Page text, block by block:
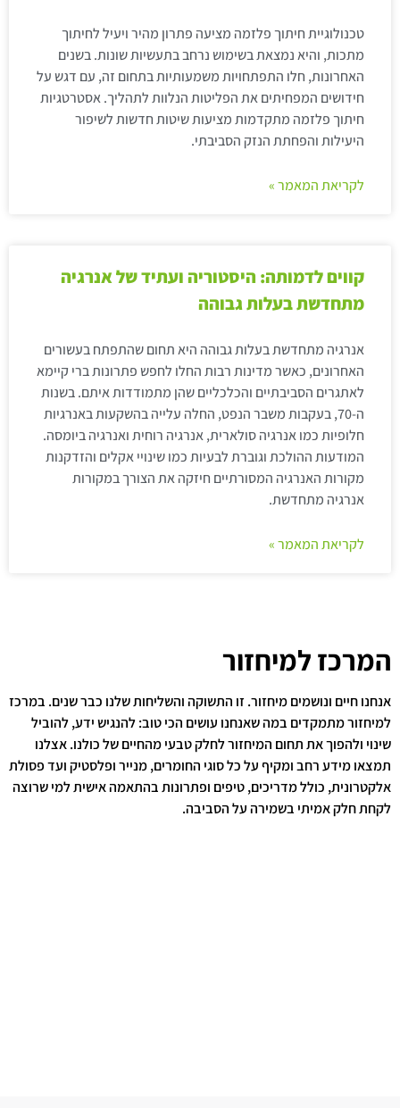
טכנולוגיית חיתוך פלזמה מציעה פתרון מהיר ויעיל לחיתוך
מתכות, והיא נמצאת בשימוש נרחב בתעשיות שונות. בשנים
האחרונות, חלו התפתחויות משמעותיות בתחום זה, עם דגש על
חידושים המפחיתים את הפליטות הנלוות לתהליך. אסטרטגיות
חיתוך פלזמה מתקדמות מציעות שיטות חדשות לשיפור
היעילות והפחתת הנזק הסביבתי.
לקריאת המאמר »
קווים לדמותה: היסטוריה ועתיד של אנרגיה
מתחדשת בעלות גבוהה
אנרגיה מתחדשת בעלות גבוהה היא תחום שהתפתח בעשורים
האחרונים, כאשר מדינות רבות החלו לחפש פתרונות ברי קיימא
לאתגרים הסביבתיים והכלכליים שהן מתמודדות איתם. בשנות
ה-70, בעקבות משבר הנפט, החלה עלייה בהשקעות באנרגיות
חלופיות כמו אנרגיה סולארית, אנרגיה רוחית ואנרגיה ביומסה.
המודעות ההולכת וגוברת לבעיות כמו שינויי אקלים והזדקנות
מקורות האנרגיה המסורתיים חיזקה את הצורך במקורות
אנרגיה מתחדשת.
לקריאת המאמר »
המרכז למיחזור
אנחנו חיים ונושמים מיחזור. זו התשוקה והשליחות שלנו כבר שנים. במרכז
למיחזור מתמקדים במה שאנחנו עושים הכי טוב: להנגיש ידע, להוביל
שינוי ולהפוך את תחום המיחזור לחלק טבעי מהחיים של כולנו. אצלנו
תמצאו מידע רחב ומקיף על כל סוגי החומרים, מנייר ופלסטיק ועד פסולת
אלקטרונית, כולל מדריכים, טיפים ופתרונות בהתאמה אישית למי שרוצה
לקחת חלק אמיתי בשמירה על הסביבה.